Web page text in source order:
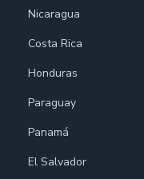
Nicaragua
Costa Rica
Honduras
Paraguay
Panamá
El Salvador